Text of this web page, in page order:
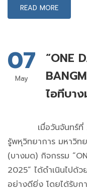
READ MORE
07
May
“ONE
ไอทีบา
เมื่อวันจันทร์ที่ 28
รู้พหุวิทยาการ มหาวิท
(บางมด) กิจกรรม
2025” ได้ดำเนินไปด้ว
อย่างดียิ่ง โดยได้รับก